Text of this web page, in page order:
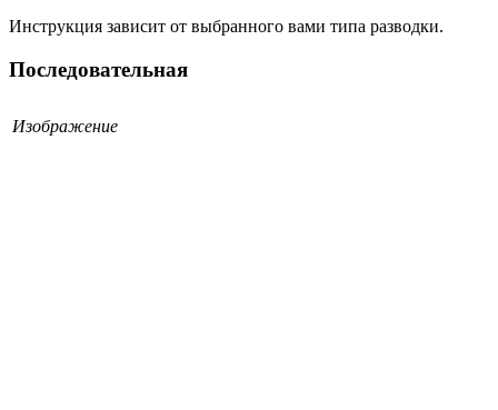
Инструкция зависит от выбранного вами типа разводки.
Последовательная
Изображение